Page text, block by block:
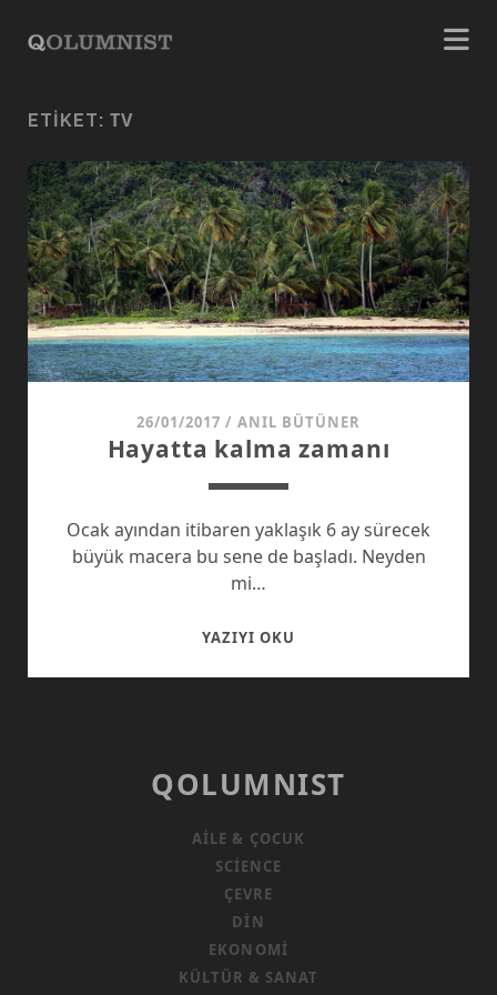
ETIKET: TV
26/01/2017 / ANIL BÜTÜNER
Hayatta kalma zamanı
Ocak ayından itibaren yaklaşık 6 ay sürecek
büyük macera bu sene de başladı. Neyden
mi…
YAZIYI OKU
QOLUMNIST
AILE & ÇOCUK
SCIENCE
ÇEVRE
DIN
EKONOMI
KÜLTÜR & SANAT